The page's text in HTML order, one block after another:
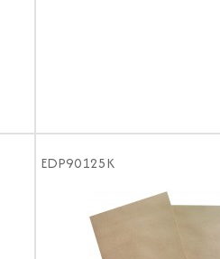
EDP90125K